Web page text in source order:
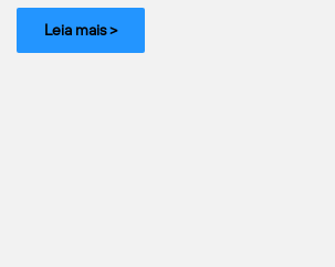
Leia mais >